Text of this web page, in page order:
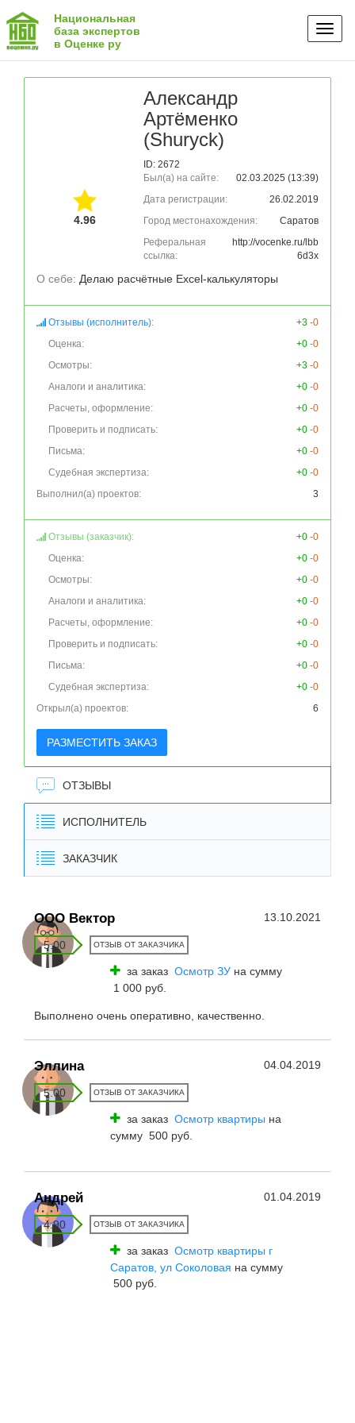
Национальная
база экспертов
в Оценке ру
4.96
Александр
Артёменко
(Shuryck)
ID: 2672
Был(а) на сайте:
02.03.2025 (13:39)
Дата регистрации:
26.02.2019
Город местонахождения:
Саратов
Реферальная
ссылка:
http://vocenke.ru/lbb
6d3x
О себе: Делаю расчётные Excel-калькуляторы
Отзывы (исполнитель): +3 -0
Оценка:
+0 -0
Осмотры:
+3 -0
Аналоги и аналитика:
+0 -0
Расчеты, оформление:
+0 -0
Проверить и подписать:
+0 -0
Письма:
+0 -0
Судебная экспертиза:
+0 -0
Выполнил(а) проектов:
3
Отзывы (заказчик): +0 -0
Оценка:
+0 -0
Осмотры:
+0 -0
Аналоги и аналитика:
+0 -0
Расчеты, оформление:
+0 -0
Проверить и подписать:
+0 -0
Письма:
+0 -0
Судебная экспертиза:
+0 -0
Открыл(а) проектов:
6
РАЗМЕСТИТЬ ЗАКАЗ
ОТЗЫВЫ
ИСПОЛНИТЕЛЬ
ЗАКАЗЧИК
ООО Вектор 13.10.2021
5.00 ОТЗЫВ ОТ ЗАКАЗЧИКА
за заказ Осмотр ЗУ на сумму
1 000 руб.
Выполнено очень оперативно, качественно.
Эллина 04.04.2019
5.00 ОТЗЫВ ОТ ЗАКАЗЧИКА
за заказ Осмотр квартиры на
сумму 500 руб.
Андрей 01.04.2019
4.90 ОТЗЫВ ОТ ЗАКАЗЧИКА
за заказ Осмотр квартиры г
Саратов, ул Соколовая на сумму
500 руб.